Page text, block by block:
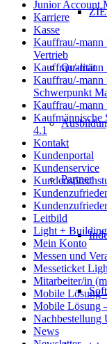
Qualität
Partner
Junior Account
Karriere
Kasse
Kauffrau/-mann
Vertrieb
Kauffrau/-mann
Kauffrau/-mann
Schwerpunkt
Kauffrau/-
Kaufmännische
4.1
Kontakt
Kundenportal
Kundenservice
Leitbild
Light +
Mein Konto
Messen und
Messeticket
Mitarbeiter/in
Mobile Lösung
Mobile Lösung
Nachbestellung
News